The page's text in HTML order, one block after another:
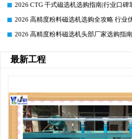
2026 CTG 干式磁选机选购指南|行业口
2026 高精度粉料磁选机选购全攻略 行业
2026 高精度粉料磁选机头部厂家选购指
最新工程